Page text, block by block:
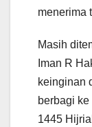
menerima
Masih
Iman R
keinginan
berbagi
1445